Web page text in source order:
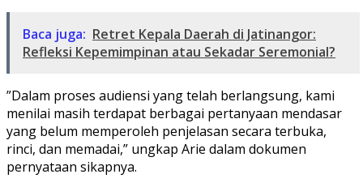
Baca juga: Retret Kepala Daerah di Jatinangor:
Refleksi Kepemimpinan atau Sekadar Seremonial?
​”Dalam proses audiensi yang telah berlangsung, kami
menilai masih terdapat berbagai pertanyaan mendasar
yang belum memperoleh penjelasan secara terbuka,
rinci, dan memadai,” ungkap Arie dalam dokumen
pernyataan sikapnya.